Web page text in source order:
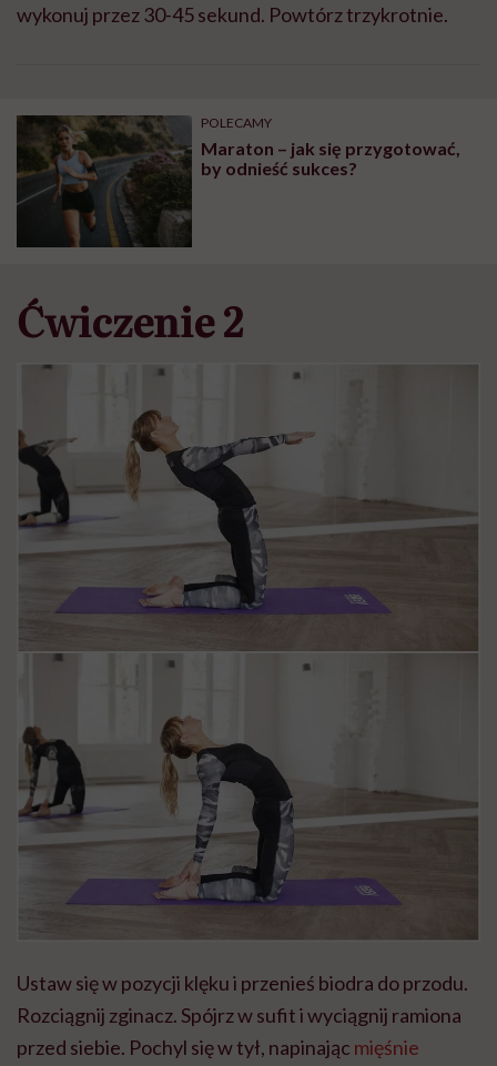
wykonuj przez 30-45 sekund. Powtórz trzykrotnie.
POLECAMY
Maraton – jak się przygotować,
by odnieść sukces?
Ćwiczenie 2
Ustaw się w pozycji klęku i przenieś biodra do przodu.
Rozciągnij zginacz. Spójrz w sufit i wyciągnij ramiona
przed siebie. Pochyl się w tył, napinając mięśnie